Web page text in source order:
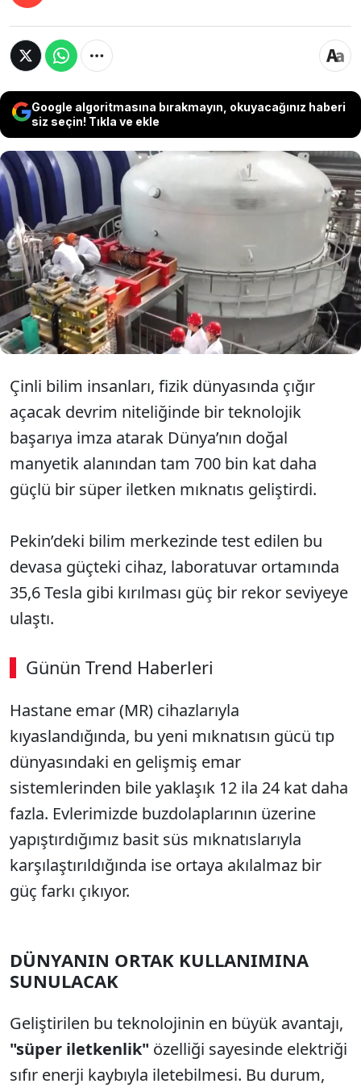
Google algoritmasına bırakmayın, okuyacağınız haberi
siz seçin! Tıkla ve ekle
Çinliler Dünya'nın doğal manyetik alanından
tam 700 bin kat daha güçlü süper iletken
mıknatıs geliştirerek rekora imza attılar. Dev
mıknatıs bilimsel çalışmalar için kullanmak
isteyen herkese verilecek.
Çinli bilim insanları, fizik dünyasında çığır
açacak devrim niteliğinde bir teknolojik
başarıya imza atarak Dünya’nın doğal
manyetik alanından tam 700 bin kat daha
güçlü bir süper iletken mıknatıs geliştirdi.
Pekin’deki bilim merkezinde test edilen bu
devasa güçteki cihaz, laboratuvar ortamında
35,6 Tesla gibi kırılması güç bir rekor seviyeye
ulaştı.
Günün Trend Haberleri
Hastane emar (MR) cihazlarıyla
kıyaslandığında, bu yeni mıknatısın gücü tıp
dünyasındaki en gelişmiş emar
sistemlerinden bile yaklaşık 12 ila 24 kat daha
fazla. Evlerimizde buzdolaplarının üzerine
yapıştırdığımız basit süs mıknatıslarıyla
karşılaştırıldığında ise ortaya akılalmaz bir
güç farkı çıkıyor.
DÜNYANIN ORTAK KULLANIMINA
SUNULACAK
Geliştirilen bu teknolojinin en büyük avantajı,
"süper iletkenlik" özelliği sayesinde elektriği
sıfır enerji kaybıyla iletebilmesi. Bu durum,